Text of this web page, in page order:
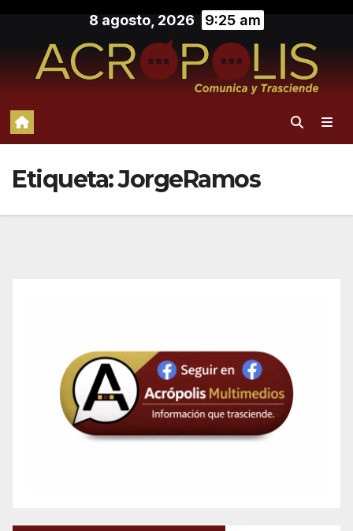
contenido
8 agosto, 2026 9:25 am
Etiqueta:JorgeRamos